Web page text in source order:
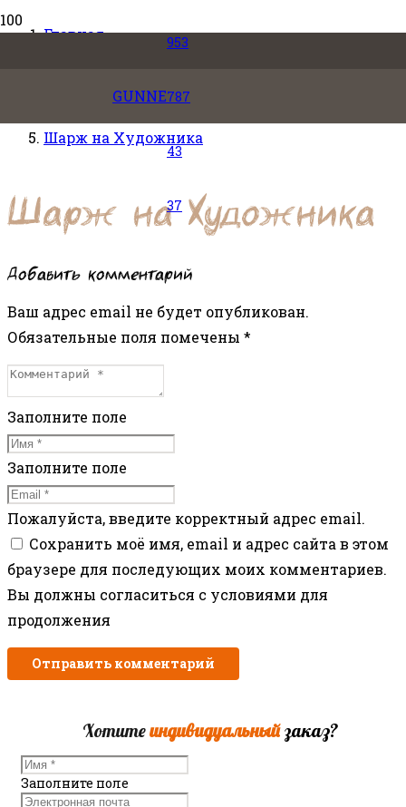
GUNNE
953
787
43
37
Главная
Шарж на Художника
Шарж на Художника
Добавить комментарий
Ваш адрес email не будет опубликован.
Обязательные поля помечены *
Заполните поле
Заполните поле
Пожалуйста, введите корректный адрес email.
Сохранить моё имя, email и адрес сайта в этом
браузере для последующих моих комментариев.
Вы должны согласиться с условиями для
продолжения
Отправить комментарий
Хотитеиндивидуальный заказ?
Заполните поле